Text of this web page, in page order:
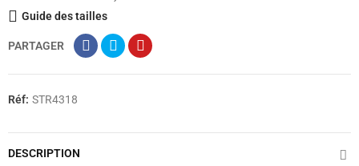
Guide des tailles
PARTAGER
Réf: STR4318
DESCRIPTION